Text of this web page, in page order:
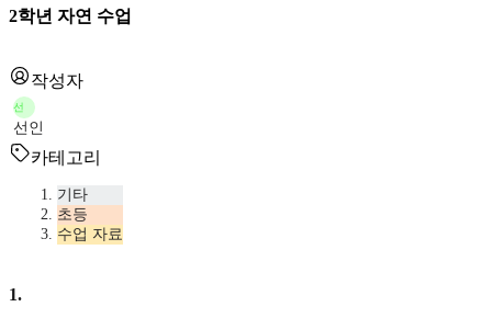
2학년 자연 수업
작성자
선
선인
카테고리
기타
초등
수업 자료
1.